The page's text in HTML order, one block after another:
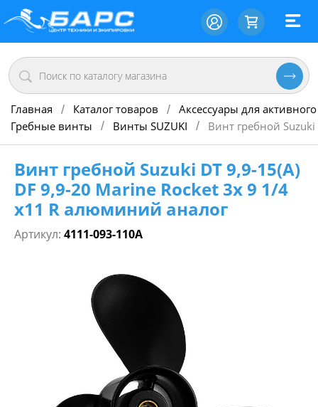
Главная / Каталог товаров / Аксессуары для
Гребные винты
/ Винты SUZUKI / Винт гребной
Винт гребной Suzuki DT 9,9-15(А)
DF 9,9-20 Marine Rocket 3х 9 1/4
х11 R алюминий аналог
Артикул: 4111-093-110A